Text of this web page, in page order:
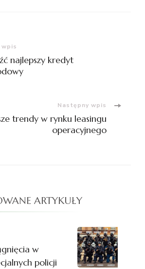
najlepszy kredyt
Następny wpis
trendy w rynku leasingu
operacyjnego
ARTYKUŁY
w
policji